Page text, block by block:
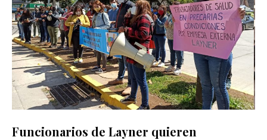
Funcionarios de Layner quieren